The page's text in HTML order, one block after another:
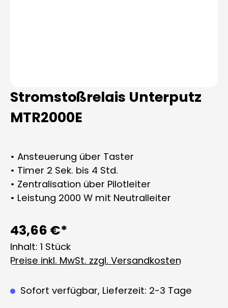
Stromstoßrelais Unterputz
MTR2000E
• Ansteuerung über Taster
• Timer 2 Sek. bis 4 Std.
• Zentralisation über Pilotleiter
• Leistung 2000 W mit Neutralleiter
43,66 €*
Inhalt: 1 Stück
Preise inkl. MwSt. zzgl. Versandkosten
Sofort verfügbar, Lieferzeit: 2-3 Tage